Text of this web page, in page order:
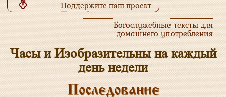
Поддержите наш проект
Подробнее...
Богослужебные тексты для
домашнего употребления
Часы и Изобразительны на каждый
день недели
Последование